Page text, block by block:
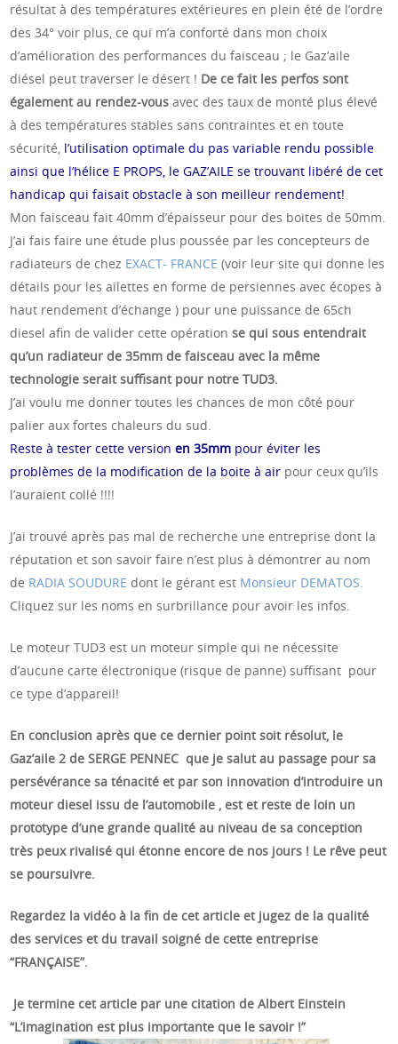
résultat à des températures extérieures en plein été de l’ordre
des 34° voir plus, ce qui m’a conforté dans mon choix
d’amélioration des performances du faisceau ; le Gaz’aile
diésel peut traverser le désert ! De ce fait les perfos sont
également au rendez-vous avec des taux de monté plus élevé
à des températures stables sans contraintes et en toute
sécurité, l’utilisation optimale du pas variable rendu possible
ainsi que l’hélice E PROPS, le GAZ’AILE se trouvant libéré de cet
handicap qui faisait obstacle à son meilleur rendement!
Mon faisceau fait 40mm d’épaisseur pour des boites de 50mm.
J’ai fais faire une étude plus poussée par les concepteurs de
radiateurs de chez EXACT- FRANCE (voir leur site qui donne les
détails pour les ailettes en forme de persiennes avec écopes à
haut rendement d’échange ) pour une puissance de 65ch
diesel afin de valider cette opérationse qui sous entendrait
qu’un radiateur de 35mm de faisceau avec la même
technologie serait suffisant pour notre TUD3.
J’ai voulu me donner toutes les chances de mon côté pour
palier aux fortes chaleurs du sud.
Reste à tester cette versionen 35mm pour éviter les
problèmes de la modification de la boite à air pour ceux qu’ils
l’auraient collé !!!!
J’ai trouvé après pas mal de recherche une entreprise dont la
réputation et son savoir faire n’est plus à démontrer au nom
de RADIA SOUDURE dont le gérant est Monsieur DEMATOS.
Cliquez sur les noms en surbrillance pour avoir les infos.
Le moteur TUD3 est un moteur simple qui ne nécessite
d’aucune carte électronique (risque de panne) suffisant pour
ce type d’appareil!
En conclusion après que ce dernier point soit résolut, le
Gaz’aile 2 de SERGE PENNEC que je salut au passage pour sa
persévérance sa ténacité et par son innovation d’introduire un
moteur diesel issu de l’automobile , est et reste de loin un
prototype d’une grande qualité au niveau de sa conception
très peux rivalisé qui étonne encore de nos jours ! Le rêve peut
se poursuivre.
Regardez la vidéo à la fin de cet article et jugez de la qualité
des services et du travail soigné de cette entreprise
“FRANÇAISE”.
Je termine cet article par une citation de Albert Einstein
“L’imagination est plus importante que le savoir !”